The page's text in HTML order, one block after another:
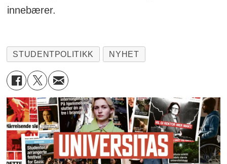
innebærer.
STUDENTPOLITIKK NYHET